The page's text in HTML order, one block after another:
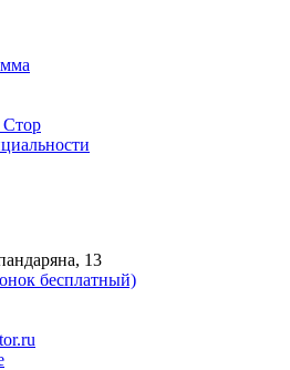
13
бесплатный)